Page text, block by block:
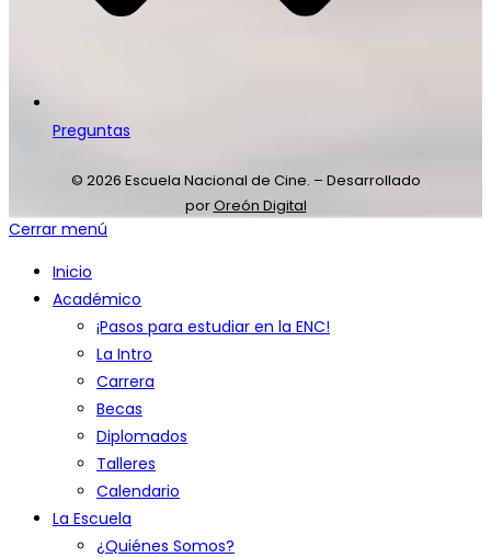
Preguntas
© 2026 Escuela Nacional de Cine. – Desarrollado
porOreón Digital
Cerrar menú
Inicio
Académico
¡Pasos para estudiar en la ENC!
La Intro
Carrera
Becas
Diplomados
Talleres
Calendario
La Escuela
¿Quiénes Somos?